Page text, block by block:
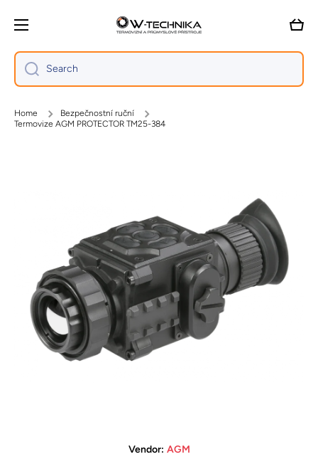
Skip to content
Cart
Search
Home
Bezpečnostní ruční
Termovize AGM PROTECTOR TM25-384
Vendor: AGM